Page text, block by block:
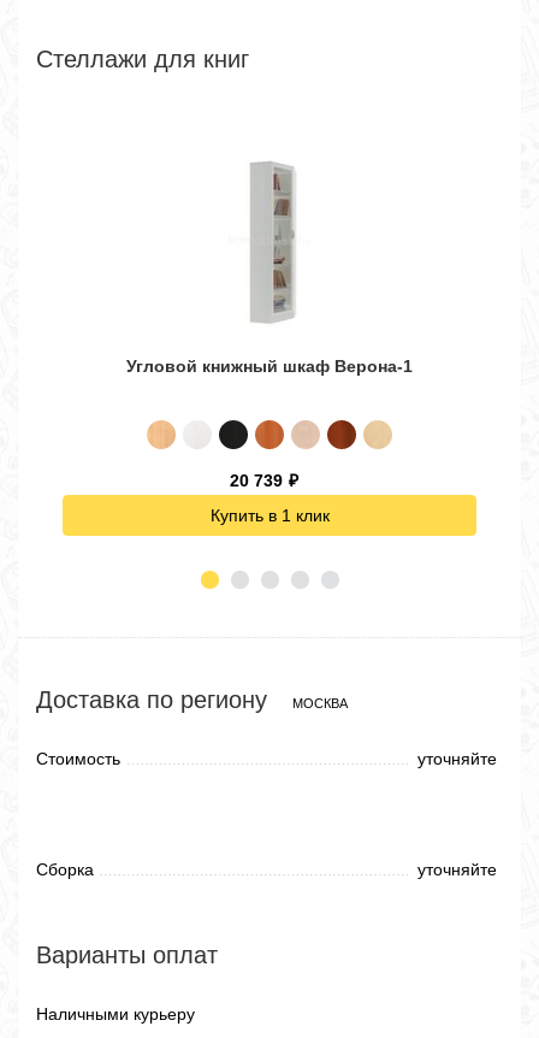
Стеллажи для книг
Угловой книжный шкаф Верона-1
20 739 ₽
Купить в 1 клик
Доставка по региону МОСКВА
Стоимость уточняйте
Сборка уточняйте
Варианты оплат
Наличными курьеру